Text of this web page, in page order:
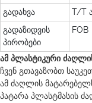
გადახვა
T/T
გადაზიდვის
პირობები
FOB
ამ პლასტიკური
ჩვენ გთავაზობთ
ამ ძაღლის
პატარა პლასტმასის